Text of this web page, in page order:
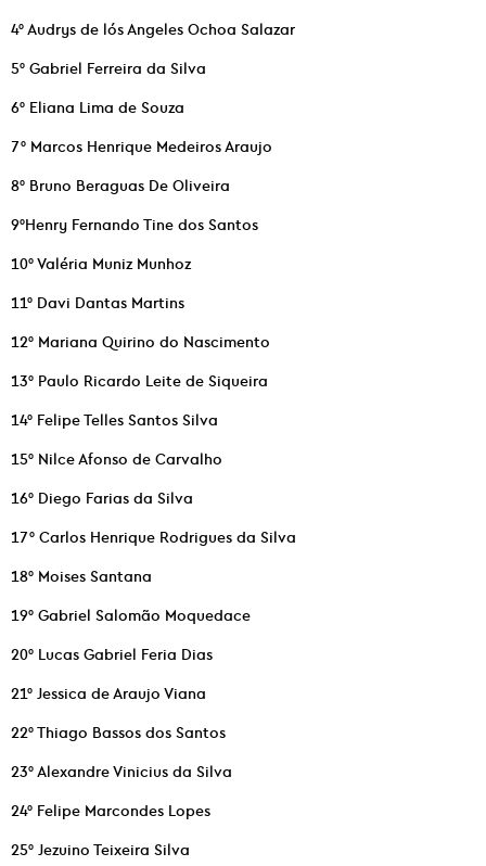
4° Audrys de lós Angeles Ochoa Salazar
5° Gabriel Ferreira da Silva
6° Eliana Lima de Souza
7° Marcos Henrique Medeiros Araujo
8° Bruno Beraguas De Oliveira
9°Henry Fernando Tine dos Santos
10° Valéria Muniz Munhoz
11° Davi Dantas Martins
12° Mariana Quirino do Nascimento
13° Paulo Ricardo Leite de Siqueira
14° Felipe Telles Santos Silva
15° Nilce Afonso de Carvalho
16° Diego Farias da Silva
17° Carlos Henrique Rodrigues da Silva
18° Moises Santana
19° Gabriel Salomão Moquedace
20° Lucas Gabriel Feria Dias
21° Jessica de Araujo Viana
22° Thiago Bassos dos Santos
23° Alexandre Vinicius da Silva
24° Felipe Marcondes Lopes
25° Jezuino Teixeira Silva